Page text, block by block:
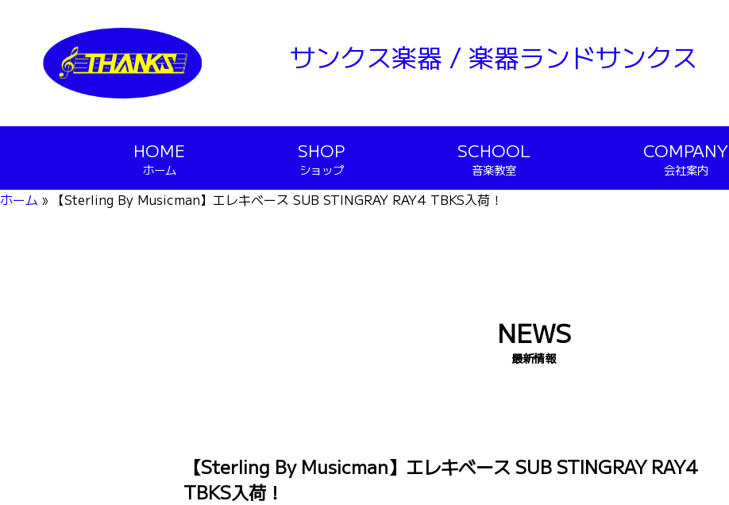
サンクス楽器 / 楽器ランドサンクス
HOME
ホーム
SHOP
ショップ
SCHOOL
音楽教室
COMPANY
会社案内
ホーム » 【Sterling By Musicman】エレキベース SUB STINGRAY RAY4 TBKS入荷！
NEWS
最新情報
【Sterling By Musicman】エレキベース SUB STINGRAY RAY4
TBKS入荷！